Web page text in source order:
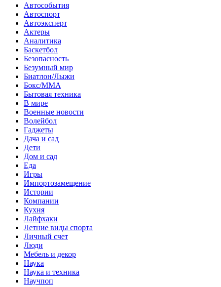
Автособытия
Автоспорт
Автоэксперт
Актеры
Аналитика
Баскетбол
Безопасность
Безумный мир
Биатлон/Лыжи
Бокс/MMA
Бытовая техника
В мире
Военные новости
Волейбол
Гаджеты
Дача и сад
Дети
Дом и сад
Еда
Игры
Импортозамещение
Истории
Компании
Кухня
Лайфхаки
Летние виды спорта
Личный счет
Люди
Мебель и декор
Наука
Наука и техника
Научпоп